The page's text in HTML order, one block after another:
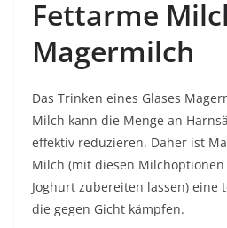
Fettarme
Magermilch
Das Trinken eines Glases
Milch kann die Menge an
effektiv reduzieren. Daher ist
Milch (mit diesen Milchoptionen
Joghurt zubereiten lassen) eine
die gegen Gicht kämpfen.